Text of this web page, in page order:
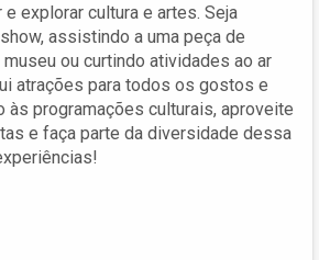
explorar cultura e artes. Seja
assistindo a uma peça de
ou curtindo atividades ao ar
atrações para todos os gostos e
às programações culturais, aproveite
e faça parte da diversidade dessa